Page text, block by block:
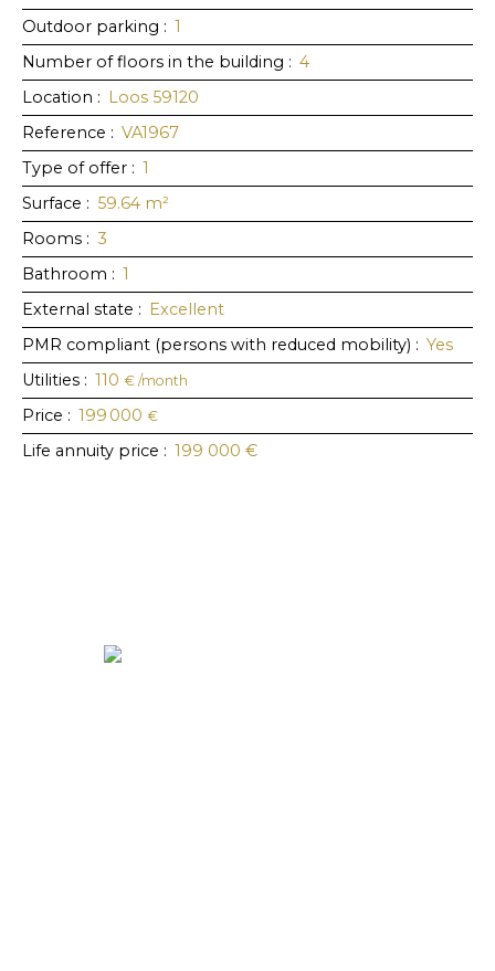
Outdoor parking : 1
Number of floors in the building : 4
Location : Loos 59120
Reference : VA1967
Type of offer : 1
Surface : 59.64 m²
Rooms : 3
Bathroom : 1
External state : Excellent
PMR compliant (persons with reduced mobility) : Yes
Utilities : 110 € /month
Price : 199 000 €
Life annuity price : 199 000 €